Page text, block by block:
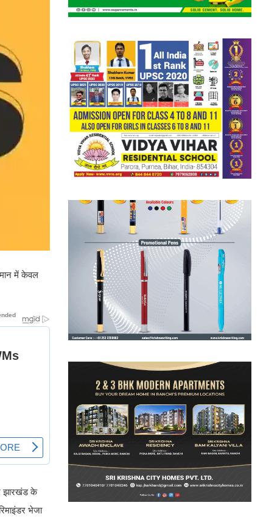
में केवल
झारखंड के
भेजा